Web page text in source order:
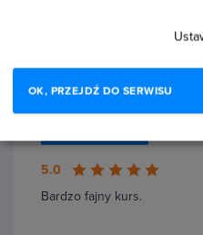
Aneta Oleksy
5.0
Bardzo fajny kurs.
OK, PRZEJDŹ DO SERWISU